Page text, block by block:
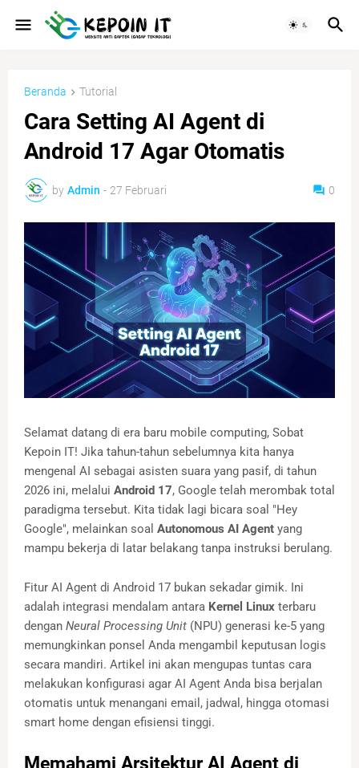
Beranda Tutorial
Cara Setting AI Agent di
Android 17 Agar Otomatis
by Admin - 27 Februari 0
Selamat datang di era baru mobile computing, Sobat
Kepoin IT! Jika tahun-tahun sebelumnya kita hanya
mengenal AI sebagai asisten suara yang pasif, di tahun
2026 ini, melalui Android 17, Google telah merombak total
paradigma tersebut. Kita tidak lagi bicara soal "Hey
Google", melainkan soal Autonomous AI Agent yang
mampu bekerja di latar belakang tanpa instruksi berulang.
Fitur AI Agent di Android 17 bukan sekadar gimik. Ini
adalah integrasi mendalam antara Kernel Linux terbaru
dengan Neural Processing Unit (NPU) generasi ke-5 yang
memungkinkan ponsel Anda mengambil keputusan logis
secara mandiri. Artikel ini akan mengupas tuntas cara
melakukan konfigurasi agar AI Agent Anda bisa berjalan
otomatis untuk menangani email, jadwal, hingga otomasi
smart home dengan efisiensi tinggi.
Memahami Arsitektur AI Agent di